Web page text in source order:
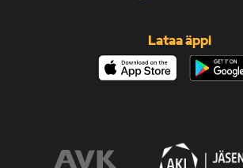
Lataa äppi